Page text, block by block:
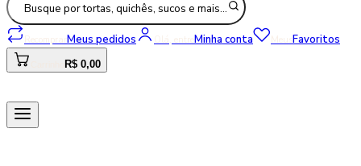
Busque por tortas, quichês, sucos e mais…
Recomprar Meus pedidos Olá, entre Minha conta Meus Favoritos
R$ 0,00